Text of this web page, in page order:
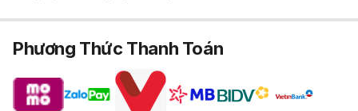
Phương Thức Thanh Toán